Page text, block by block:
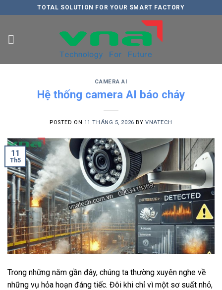
to
TOTAL SOLUTION FOR YOUR SMART FACTORY
CAMERA AI
Hệ thống camera AI báo cháy
POSTED ON 11 THÁNG 5, 2026 BY VNATECH
11
Th5
Trong những năm gần đây, chúng ta thường xuyên nghe về
những vụ hỏa hoạn đáng tiếc. Đôi khi chỉ vì một sơ suất nhỏ,